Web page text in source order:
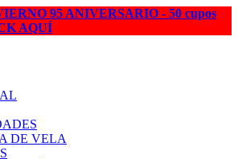
95 ANIVERSARIO - 50 cupos
AQUÍ
DE VELA